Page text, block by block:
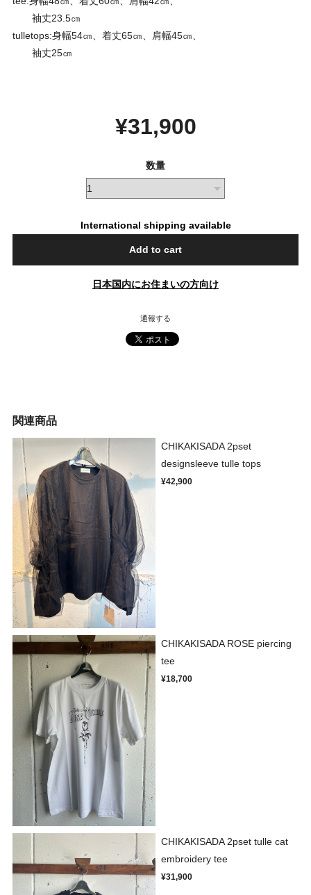
袖丈23.5㎝
tulletops:身幅54㎝、着丈65㎝、肩幅45㎝、
袖丈25㎝
¥31,900
数量
International shipping available
Add to cart
日本国内にお住まいの方向け
通報する
関連商品
CHIKAKISADA 2pset
designsleeve tulle tops
¥42,900
CHIKAKISADA ROSE piercing
tee
¥18,700
CHIKAKISADA 2pset tulle cat
embroidery tee
¥31,900